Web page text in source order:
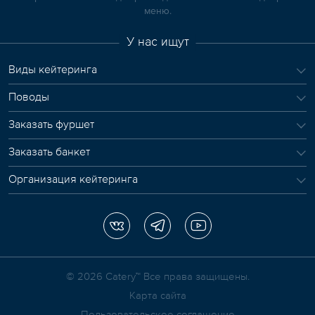
меню.
У нас ищут
Виды кейтеринга
Поводы
Заказать фуршет
Заказать банкет
Организация кейтеринга
© 2026 Сatery™ Все права защищены.
Карта сайта